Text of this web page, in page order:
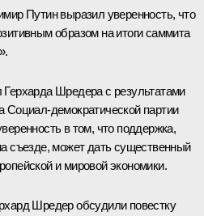
Путин выразил уверенность, что
образом на итоги саммита
Герхарда Шредера с результатами
Социал-демократической партии
в том, что поддержка,
съезде, может дать существенный
и мировой экономики.
Шредер обсудили повестку